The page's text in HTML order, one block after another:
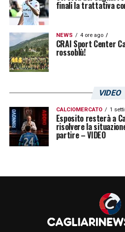
finali la trattativa
NEWS 4 ore ago
CRAI Sport Center
rossoblù!
VIDEO
CALCIOMERCATO 1
Esposito resterà a
risolvere la
partire – VIDEO